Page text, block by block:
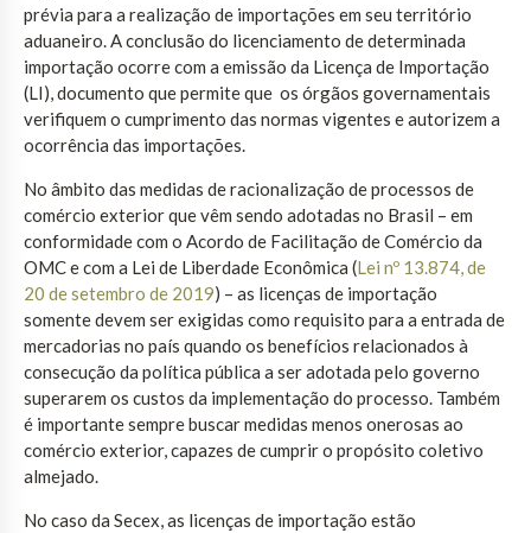
prévia para a realização de importações em seu território
aduaneiro. A conclusão do licenciamento de determinada
importação ocorre com a emissão da Licença de Importação
(LI), documento que permite que os órgãos governamentais
verifiquem o cumprimento das normas vigentes e autorizem a
ocorrência das importações.
No âmbito das medidas de racionalização de processos de
comércio exterior que vêm sendo adotadas no Brasil – em
conformidade com o Acordo de Facilitação de Comércio da
OMC e com a Lei de Liberdade Econômica (Lei nº 13.874, de
20 de setembro de 2019) – as licenças de importação
somente devem ser exigidas como requisito para a entrada de
mercadorias no país quando os benefícios relacionados à
consecução da política pública a ser adotada pelo governo
superarem os custos da implementação do processo. Também
é importante sempre buscar medidas menos onerosas ao
comércio exterior, capazes de cumprir o propósito coletivo
almejado.
No caso da Secex, as licenças de importação estão